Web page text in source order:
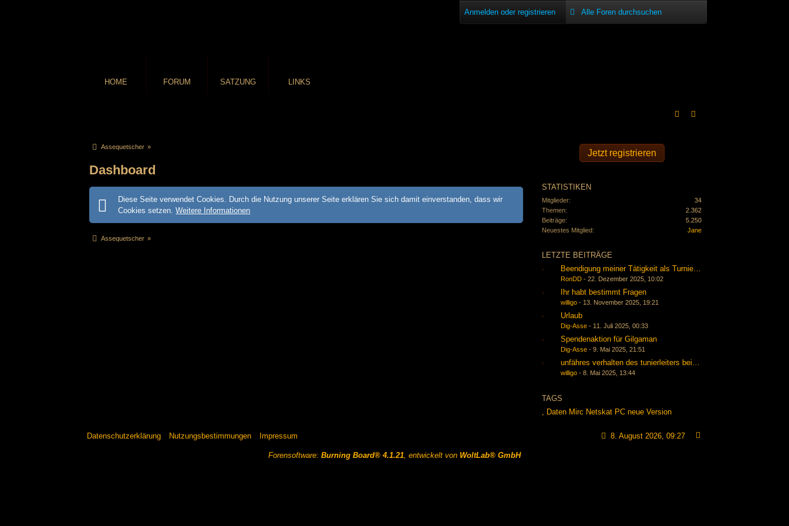
Anmelden oder registrieren
HOME FORUM SATZUNG LINKS
Assequetscher »
Dashboard
Diese Seite verwendet Cookies. Durch die Nutzung unserer Seite erklären Sie sich damit einverstanden, dass wir
Cookies setzen.Weitere Informationen
Assequetscher »
Jetzt registrieren
STATISTIKEN
Mitglieder
34
Themen
2.362
Beiträge
5.250
Neuestes Mitglied
Jane
LETZTE BEITRÄGE
Beendigung meiner Tätigkeit als Turnierleiter, Baerti übernimmt
RonDD -22. Dezember 2025, 10:02
Ihr habt bestimmt Fragen
willigo - 13. November 2025, 19:21
Urlaub
Dig-Asse - 11. Juli 2025, 00:33
Spendenaktion für Gilgaman
Dig-Asse -9. Mai 2025, 21:51
unfähres verhalten des tunierleiters bei der wilden 13 start am
willigo -8. Mai 2025, 13:44
TAGS
, Daten Mirc Netskat PC neue Version
Datenschutzerklärung Nutzungsbestimmungen Impressum 8. August 2026, 09:27
Forensoftware: Burning Board® 4.1.21, entwickelt von WoltLab® GmbH